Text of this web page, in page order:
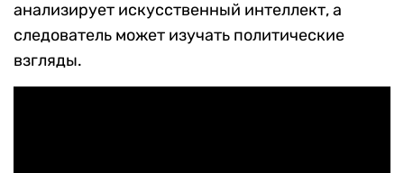
анализирует искусственный интеллект, а
следователь может изучать политические
взгляды.